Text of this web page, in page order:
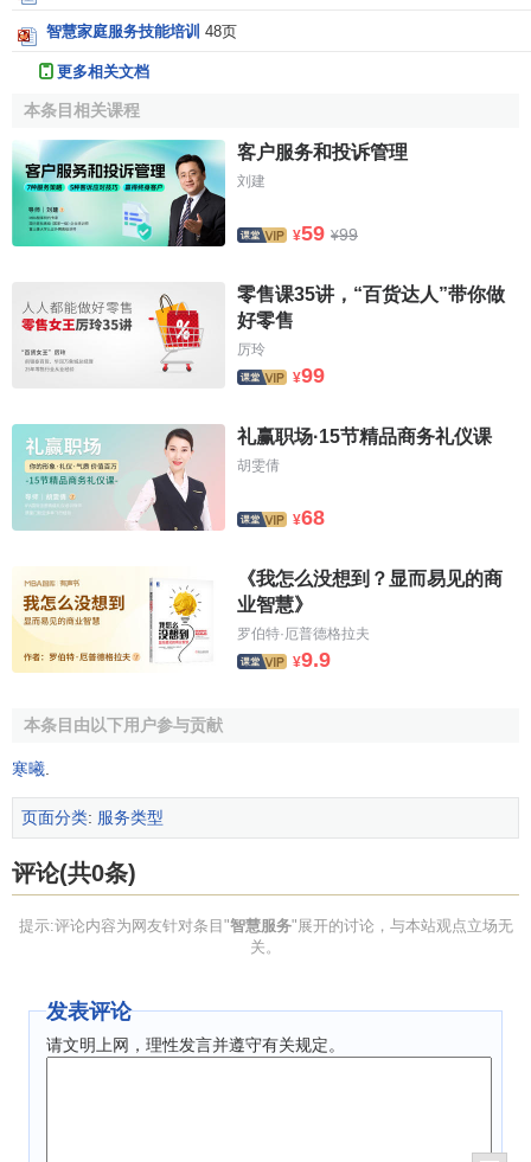
参考文献
究[J].《合作经济与科技》.2015年第1期
智慧家庭服务技能培训 48页
更多相关文档
本条目相关课程
客户服务和投诉管理
刘建
¥59 ¥99
零售课35讲，“百货达人”带你做
好零售
厉玲
¥99
礼赢职场·15节精品商务礼仪课
胡雯倩
¥68
《我怎么没想到？显而易见的商
业智慧》
罗伯特·厄普德格拉夫
¥9.9
本条目由以下用户参与贡献
寒曦
页面分类: 服务类型
评论(共0条)
提示:评论内容为网友针对条目"智慧服务"展开的讨论，与本站观点立场无
关。
发表评论
请文明上网，理性发言并遵守有关规定。